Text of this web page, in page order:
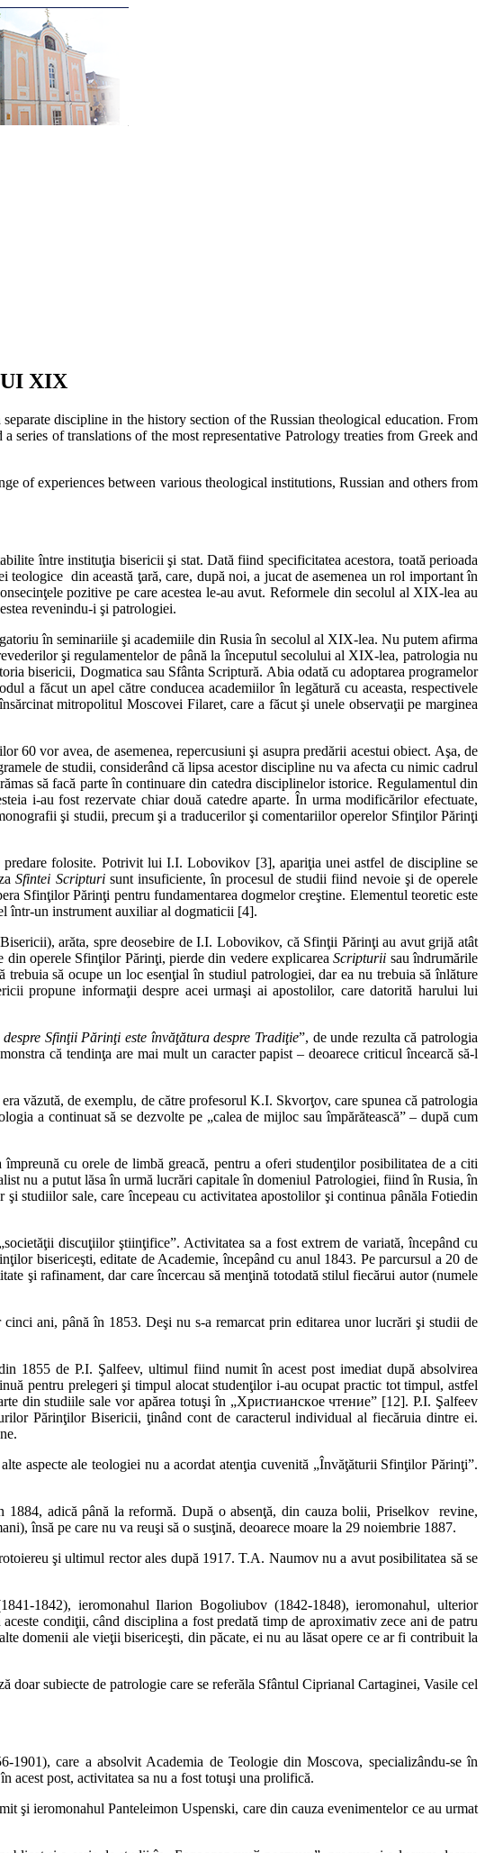
XIX
discipline in the history section of the Russian theological education. From
series of translations of the most representative Patrology treaties from Greek and
of experiences between various theological institutions, Russian and others from
între instituţia bisericii şi stat. Dată fiind specificitatea acestora, toată perioada
din această ţară, care, după noi, a jucat de asemenea un rol important în
pozitive pe care acestea le-au avut. Reformele din secolul al XIX-lea au
revenindu-i şi patrologiei.
în seminariile şi academiile din Rusia în secolul al XIX-lea. Nu putem afirma
şi regulamentelor de până la începutul secolului al XIX-lea, patrologia nu
bisericii, Dogmatica sau Sfânta Scriptură. Abia odată cu adoptarea programelor
a făcut un apel către conducea academiilor în legătură cu aceasta, respectivele
mitropolitul Moscovei Filaret, care a făcut şi unele observaţii pe marginea
vor avea, de asemenea, repercusiuni şi asupra predării acestui obiect. Aşa, de
de studii, considerând că lipsa acestor discipline nu va afecta cu nimic cadrul
să facă parte în continuare din catedra disciplinelor istorice. Regulamentul din
i-au fost rezervate chiar două catedre aparte. În urma modificărilor efectuate,
şi studii, precum şi a traducerilor şi comentariilor operelor Sfinţilor Părinţi
folosite. Potrivit lui I.I. Lobovikov [3], apariţia unei astfel de discipline se
Sfintei Scripturisunt insuficiente, în procesul de studii fiind nevoie şi de operele
Sfinţilor Părinţi pentru fundamentarea dogmelor creştine. Elementul teoretic este
într-un instrument auxiliar al dogmaticii [4].
arăta, spre deosebire de I.I. Lobovikov, că Sfinţii Părinţi au avut grijă atât
din operele Sfinţilor Părinţi, pierde din vedere explicareaScripturii sau îndrumările
să ocupe un loc esenţial în studiul patrologiei, dar ea nu trebuia să înlăture
propune informaţii despre acei urmaşi ai apostolilor, care datorită harului lui
Sfinţii Părinţi este învăţătura despre Tradiţie”, de unde rezulta că patrologia
că tendinţa are mai mult un caracter papist – deoarece criticul încearcă să-l
văzută, de exemplu, de către profesorul K.I. Skvorţov, care spunea că patrologia
a continuat să se dezvolte pe „calea de mijloc sau împărătească” – după cum
cu orele de limbă greacă, pentru a oferi studenţilor posibilitatea de a citi
nu a putut lăsa în urmă lucrări capitale în domeniul Patrologiei, fiind în Rusia, în
studiilor sale, care începeau cu activitatea apostolilor şi continua pânăla Fotiedin
discuţiilor ştiinţifice”. Activitatea sa a fost extrem de variată, începând cu
bisericeşti, editate de Academie, începând cu anul 1843. Pe parcursul a 20 de
şi rafinament, dar care încercau să menţină totodată stilul fiecărui autor (numele
ani, până în 1853. Deşi nu s-a remarcat prin editarea unor lucrări şi studii de
1855 de P.I. Şalfeev, ultimul fiind numit în acest post imediat după absolvirea
pentru prelegeri şi timpul alocat studenţilor i-au ocupat practic tot timpul, astfel
din studiile sale vor apărea totuşi în „Христианскoе чтение” [12]. P.I. Şalfeev
Părinţilor Bisericii, ţinând cont de caracterul individual al fiecăruia dintre ei.
aspecte ale teologiei nu a acordat atenţia cuvenită „Învăţăturii Sfinţilor Părinţi”.
1884, adică până la reformă. După o absenţă, din cauza bolii, Priselkov revine,
însă pe care nu va reuşi să o susţină, deoarece moare la 29 noiembrie 1887.
şi ultimul rector ales după 1917. T.A. Naumov nu a avut posibilitatea să se
1842), ieromonahul Ilarion Bogoliubov (1842-1848), ieromonahul, ulterior
condiţii, când disciplina a fost predată timp de aproximativ zece ani de patru
domenii ale vieţii bisericeşti, din păcate, ei nu au lăsat opere ce ar fi contribuit la
doar subiecte de patrologie care se referăla Sfântul Ciprianal Cartaginei, Vasile cel
care a absolvit Academia de Teologie din Moscova, specializându-se în
acest post, activitatea sa nu a fost totuşi una prolifică.
şi ieromonahul Panteleimon Uspenski, care din cauza evenimentelor ce au urmat